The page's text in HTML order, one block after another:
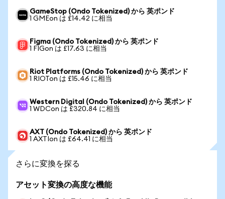
GameStop (Ondo Tokenized) から 英ポンド
1 GMEon は £14.42 に相当
Figma (Ondo Tokenized) から 英ポンド
1 FIGon は £17.63 に相当
Riot Platforms (Ondo Tokenized) から 英ポンド
1 RIOTon は £15.46 に相当
Western Digital (Ondo Tokenized) から 英ポンド
1 WDCon は £320.84 に相当
AXT (Ondo Tokenized) から 英ポンド
1 AXTIon は £64.41 に相当
さらに変換を探る
アセット変換の高度な機能